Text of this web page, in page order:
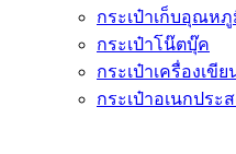
กระเป๋าเก็บอุณห
กระเป๋าโน๊ตบุ๊ค
กระเป๋าเครื่องเขีย
กระเป๋าอเนกประ